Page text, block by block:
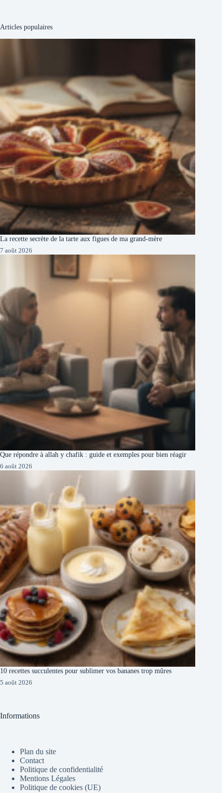
Articles populaires
La recette secrète de la tarte aux figues de ma grand-mère
7 août 2026
Que répondre à allah y chafik : guide et exemples pour bien réagir
6 août 2026
10 recettes succulentes pour sublimer vos bananes trop mûres
5 août 2026
Informations
Plan du site
Contact
Politique de confidentialité
Mentions Légales
Politique de cookies (UE)